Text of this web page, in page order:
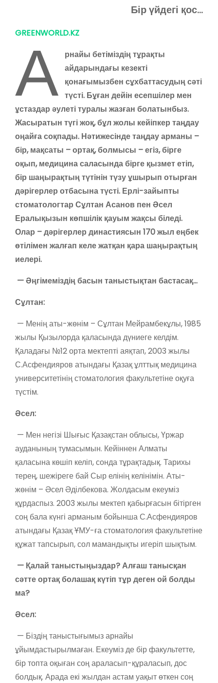
Бір үйдегі қос…
GREENWORLD.KZ
А
рнайы бетіміздің тұрақты
айдарындағы кезекті
қонағымызбен сұхбаттасудың сәті
түсті. Бұған дейін есепшілер мен
ұстаздар әулеті туралы жазған болатынбыз.
Жасыратын түгі жоқ, бұл жолы кейіпкер таңдау
оңайға соқпады. Нәтижесінде таңдау арманы –
бір, мақсаты – ортақ, болмысы – егіз, бірге
оқып, медицина саласында бірге қызмет етіп,
бір шаңырақтың түтінін түзу ұшырып отырған
дәрігерлер отбасына түсті. Ерлі-зайыпты
стоматологтар Сұлтан Асанов пен Әсел
Ералықызын көпшілік қауым жақсы біледі.
Олар – дәрігерлер династиясын 170 жыл еңбек
өтілімен жалғап келе жатқан қара шаңырақтың
иелері.
— Әңгімеміздің басын таныстықтан бастасақ…
Сұлтан:
— Менің аты-жөнім – Сұлтан Мейрамбекұлы, 1985
жылы Қызылорда қаласында дүниеге келдім.
Қаладағы №12 орта мектепті аяқтап, 2003 жылы
С.Асфендияров атындағы Қазақ ұлттық медицина
университетінің стоматология факультетіне оқуға
түстім.
Әсел:
— Мен негізі Шығыс Қазақстан облысы, Үржар
ауданының тумасымын. Кейіннен Алматы
қаласына көшіп келіп, сонда тұрақтадық. Тарихы
терең, шежіреге бай Сыр елінің келінімін. Аты-
жөнім – Әсел Әділбекова. Жолдасым екеуміз
құрдаспыз. 2003 жылы мектеп қабырғасын бітірген
соң бала күнгі арманым бойынша С.Асфендияров
атындағы Қазақ ҰМУ-ға стоматология факультетіне
құжат тапсырып, сол мамандықты игеріп шықтым.
— Қалай таныстыңыздар? Алғаш танысқан
сәтте ортақ болашақ күтіп тұр деген ой болды
ма?
Әсел:
— Біздің таныстығымыз арнайы
ұйымдастырылмаған. Екеуміз де бір факультетте,
бір топта оқыған соң араласып-құраласып, дос
болдық. Арада екі жылдан астам уақыт өткен соң